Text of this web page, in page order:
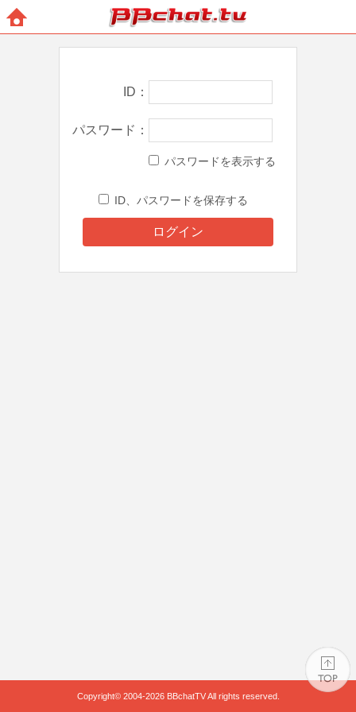
BBchatTV
ID
パスワード
パスワードを表示する
ID、パスワードを保存する
Copyright© 2004-2026 BBchatTVAll rights reserved.